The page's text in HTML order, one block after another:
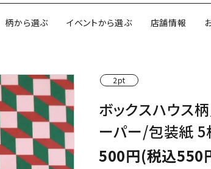
和紙の包装紙(CAGWA paper)
サイズオー
イギリスのモダン包装紙 イギリスの両
日本のペーパーブランド ラッピング用リ
柄から選ぶ イベントから選ぶ 店舗情報
2pt
ボックスハウス
ーパー/包装紙 5
500円(税込550